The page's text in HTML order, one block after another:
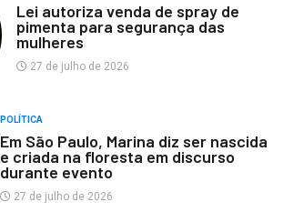
Lei autoriza venda de spray de
pimenta para segurança das
mulheres
27 de julho de 2026
POLÍTICA
Em São Paulo, Marina diz ser nascida
e criada na floresta em discurso
durante evento
27 de julho de 2026